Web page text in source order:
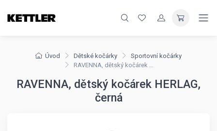
Úvod Dětské kočárky
Sportovní kočárky
RAVENNA, dětský kočárek HERLAG, černá
RAVENNA, dětský kočárek HERLAG,
černá